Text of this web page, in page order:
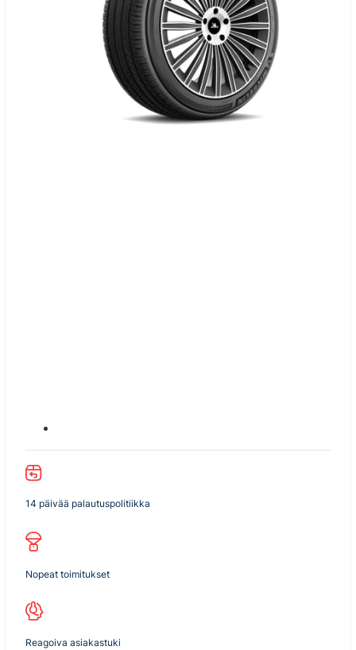
14 päivää palautuspolitiikka
Nopeat toimitukset
Reagoiva asiakastuki